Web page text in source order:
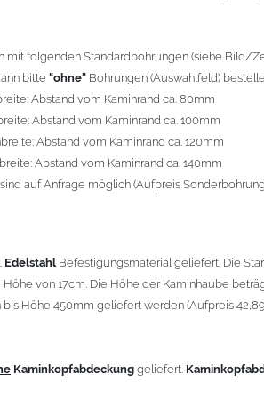
geliefert.
Typen zur Auswahl. Bitte im
Auswahlfeld: 01 Haus,03 Welle (unser
14 Sattel Welle, 15 Welle 90° gedreht, 17
(Krempe), 09 (Pagode), 10 (Sauerland), 16
= ca. 2-3-fache vom 1,5mm
WetterfahneundKaminbreite über
mit folgenden Standardbohrungen (siehe Bild/
bitte "ohne" Bohrungen (Auswahlfeld)
Abstand vom Kaminrand ca. 80mm
Abstand vom Kaminrand ca. 100mm
Abstand vom Kaminrand ca. 120mm
Abstand vom Kaminrand ca. 140mm
auf Anfrage möglich (Aufpreis Sonderbohrung
Edelstahl Befestigungsmaterial geliefert. Die
von 17cm. Die Höhe der Kaminhaube
Höhe 450mm geliefert werden (Aufpreis 42,89
Kaminkopfabdeckung geliefert.